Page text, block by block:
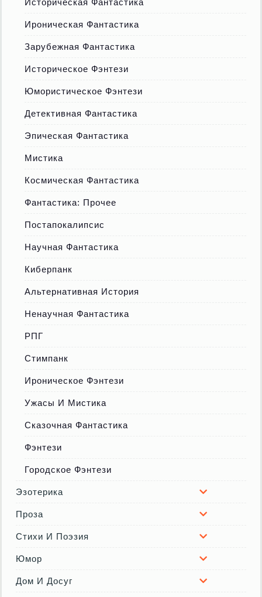
Ироническая Фантастика
Зарубежная Фантастика
Историческое Фэнтези
Юмористическое Фэнтези
Детективная Фантастика
Эпическая Фантастика
Мистика
Космическая Фантастика
Фантастика: Прочее
Постапокалипсис
Научная Фантастика
Киберпанк
Альтернативная История
Ненаучная Фантастика
РПГ
Стимпанк
Ироническое Фэнтези
Ужасы И Мистика
Сказочная Фантастика
Фэнтези
Городское Фэнтези
Эзотерика
Проза
Стихи И Поэзия
Юмор
Дом И Досуг